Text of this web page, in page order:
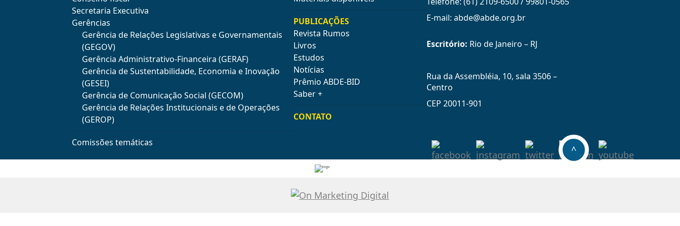
Secretaria Executiva
Gerências
Gerência de Relações Legislativas e Governamentais
(GEGOV)
Gerência Administrativo-Financeira (GERAF)
Gerência de Sustentabilidade, Economia e Inovação
(GESEI)
Gerência de Comunicação Social (GECOM)
Gerência de Relações Institucionais e de Operações
(GEROP)
Comissões temáticas
PUBLICAÇÕES
Revista Rumos
Livros
Estudos
Notícias
Prêmio ABDE-BID
Saber +
CONTATO
E-mail: abde@abde.org.br
Escritório: Rio de Janeiro – RJ
Rua da Assembléia, 10, sala 3506 –
Centro
CEP 20011-901
^